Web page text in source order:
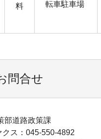
料
転車駐車場
問合せ
部道路政策課
クス：045-550-4892